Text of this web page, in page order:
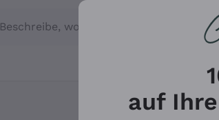
Beschreibe, wonach du suchst
auf